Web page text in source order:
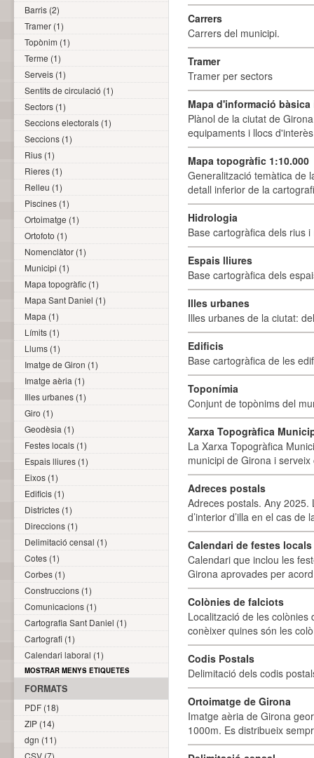
Carrers
Carrers del municipi.
Tramer
Tramer per sectors
Mapa d'informació
Plànol de la ciutat de
equipaments i llocs
Mapa topogràfic 1:10.000
Generalització temàtica de
detall inferior de la
Hidrologia
Base cartogràfica dels rius
Espais lliures
Base cartogràfica dels
Illes urbanes
Illes urbanes de la ciutat:
Edificis
Base cartogràfica de les
Toponímia
Conjunt de topònims del
Xarxa Topogràfica
La Xarxa Topogràfica
municipi de Girona i
Adreces postals
Adreces postals. Any 2025.
d’interior d’illa en el cas
Calendari de festes
Calendari que inclou les
Girona aprovades per
Colònies de falciots
Localització de les colònies
conèixer quines són les
Codis Postals
Delimitació dels codis
Ortoimatge de Girona
Imatge aèria de Girona
1000m. Es distribueix
Barris (2)
Tramer (1)
Topònim (1)
Terme (1)
Serveis (1)
Sentits de circulació (1)
Sectors (1)
Seccions electorals (1)
Seccions (1)
Rius (1)
Rieres (1)
Relleu (1)
Piscines (1)
Ortoimatge (1)
Ortofoto (1)
Nomenclàtor (1)
Municipi (1)
Mapa topogràfic (1)
Mapa Sant Daniel (1)
Mapa (1)
Límits (1)
Llums (1)
Imatge de Giron (1)
Imatge aèria (1)
Illes urbanes (1)
Giro (1)
Geodèsia (1)
Festes locals (1)
Espais lliures (1)
Eixos (1)
Edificis (1)
Districtes (1)
Direccions (1)
Delimitació censal (1)
Cotes (1)
Corbes (1)
Construccions (1)
Comunicacions (1)
Cartografia Sant Daniel (1)
Cartografi (1)
Calendari laboral (1)
MOSTRAR MENYS ETIQUETES
FORMATS
PDF (18)
ZIP (14)
dgn (11)
CSV (7)